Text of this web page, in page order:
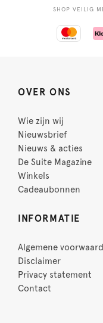
SHOP VEILIG
OVER ONS
Wie zijn wij
Nieuwsbrief
Nieuws & acties
De Suite Magazine
Winkels
Cadeaubonnen
INFORMATIE
Algemene
Disclaimer
Privacy statement
Contact